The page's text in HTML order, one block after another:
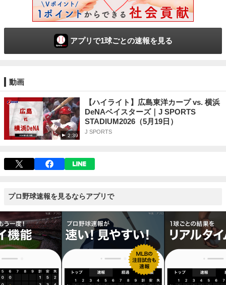
アプリで1球ごとの速報を見る
動画
2:39
【ハイライト】広島東洋カープ vs. 横浜
DeNAベイスターズ｜J SPORTS
STADIUM2026（5月19日）
J SPORTS
プロ野球速報を見るならアプリで